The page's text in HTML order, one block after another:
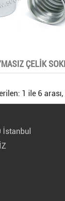
ÇELİK
1 ile 6